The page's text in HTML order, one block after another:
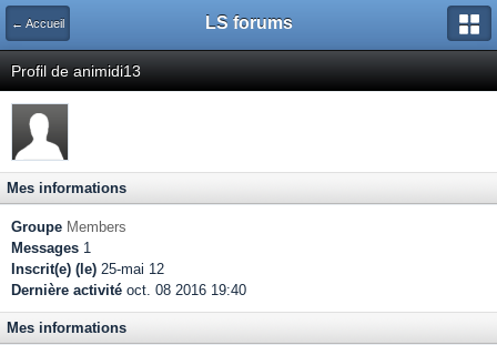
← Accueil LS forums
Profil de animidi13
Mes informations
Groupe Members
Messages 1
Inscrit(e) (le) 25-mai 12
Dernière activité oct. 08 2016 19:40
Mes informations